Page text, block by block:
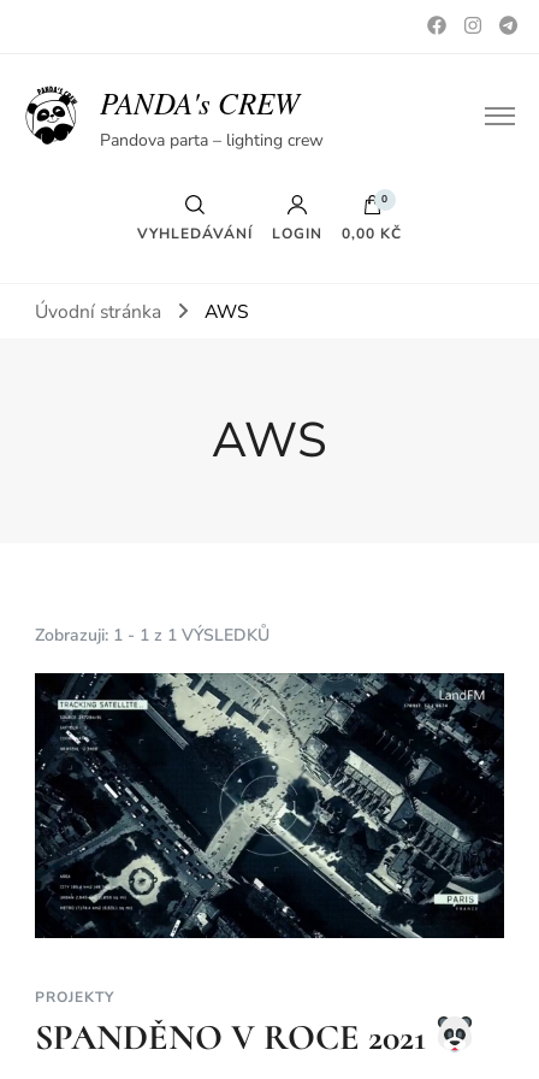
PANDA's CREW
Pandova parta – lighting crew
VYHLEDÁVÁNÍ LOGIN
0
0,00 KČ
Úvodní stránka AWS
AWS
Zobrazuji: 1 - 1 z 1 VÝSLEDKŮ
PROJEKTY
SPANDĚNO V ROCE 2021